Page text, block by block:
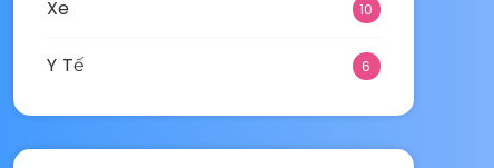
Xe 10
Y Tế 6